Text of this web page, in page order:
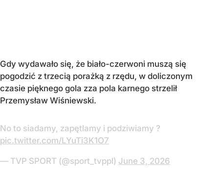
Gdy wydawało się, że biało-czerwoni muszą się
pogodzić z trzecią porażką z rzędu, w doliczonym
czasie pięknego gola zza pola karnego strzelił
Przemysław Wiśniewski.
No to siadamy, zapętlamy i podziwiamy ?
pic.twitter.com/LYuTi3K1O7
— TVP SPORT (@sport_tvppl) June 3, 2026